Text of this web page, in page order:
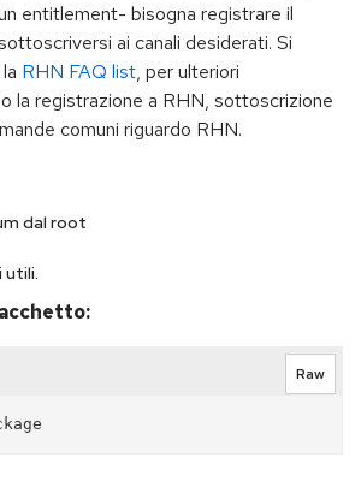
entitlement- bisogna registrare il
ai canali desiderati. Si
RHN FAQ list, per ulteriori
la registrazione a RHN, sottoscrizione
comuni riguardo RHN.
dal root
utili.
Raw